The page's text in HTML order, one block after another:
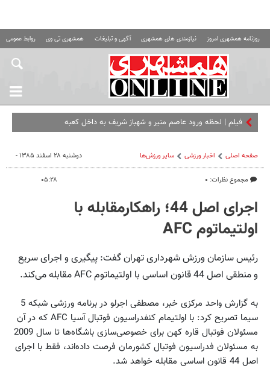
روزنامه همشهری امروز نیازمندی های همشهری آگهی و تبلیغات همشهری تی وی روابط عمومی
فیلم | لحظه ورود عاصم منیر و شهباز شریف به داخل کعبه
صفحه اصلی اخبار ورزشی ساير ورزش‌ها
مجموع نظرات: ۰
دوشنبه ۲۸ اسفند ۱۳۸۵ -
۰۵:۲۸
اجرای‌ اصل‌ ‌44‌؛ راهکارمقابله‌ با
اولتیماتوم‌ AFC
رئیس‌ سازمان‌ ورزش‌ شهرداری‌ تهران‌ گفت‌:‌ پیگیری‌ و اجرای‌ سریع
و منطقی‌ اصل‌ ‌44‌ قانون‌ اساسی‌ با اولتیماتوم‌ AFC‌ مقابله‌ می‌‌کند‌.
سیما تصریح کرد:‌ با اولتیمام‌ کنفدراسیون‌ فوتبال‌ آسیا AFC‌‌ که‌ در آن‌
به‌ مسئولان‌ فدراسیون‌ فوتبال‌ کشورمان‌ فرصت‌ داده‌‌اند، فقط با اجرای‌
اصل‌ ‌44‌ قانون‌ اساسی‌ مقابله‌ خواهد شد‌.